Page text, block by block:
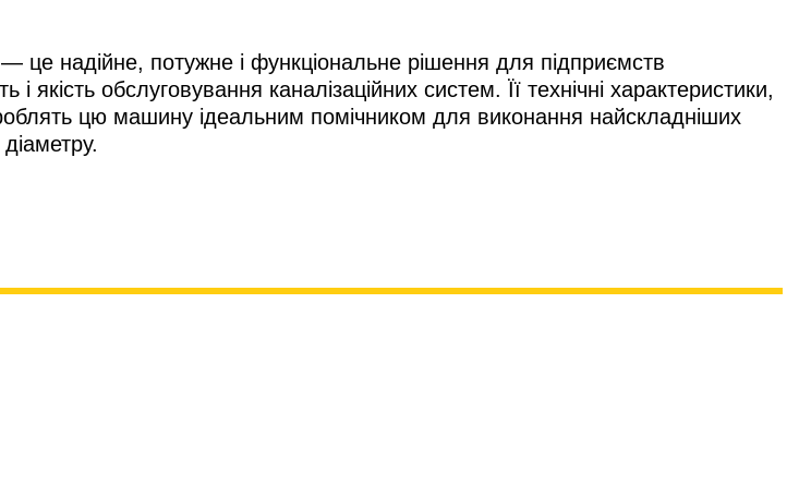
надійне, потужне і функціональне рішення для підприємств
обслуговування каналізаційних систем. Її технічні характеристики,
цю машину ідеальним помічником для виконання найскладніших